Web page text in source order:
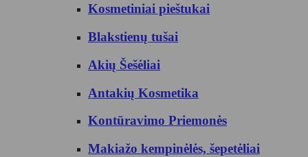
Kosmetiniai pieštukai
Blakstienų tušai
Akių Šešėliai
Antakių Kosmetika
Kontūravimo Priemonės
Makiažo kempinėlės, šepetėliai